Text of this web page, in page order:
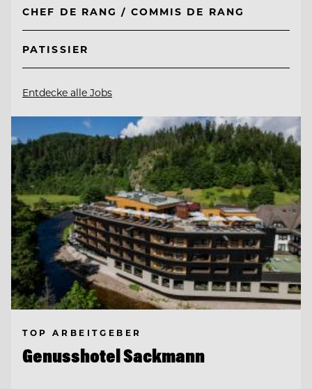
CHEF DE RANG / COMMIS DE RANG
PATISSIER
Entdecke alle Jobs
TOP ARBEITGEBER
Genusshotel Sackmann